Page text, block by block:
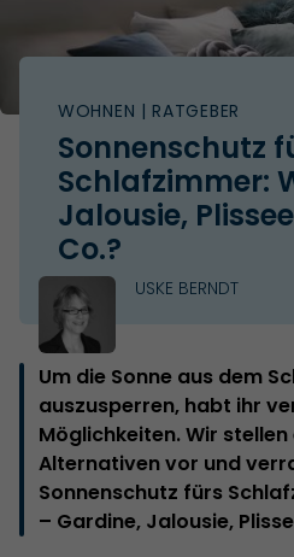
WOHNEN | RATGEBER
Sonnenschutz
Schlafzimmer:
Jalousie,
Co.?
USKE BERNDT
Um die Sonne aus dem
auszusperren, habt ihr
Möglichkeiten. Wir
Alternativen vor und
Sonnenschutz fürs
– Gardine, Jalousie,